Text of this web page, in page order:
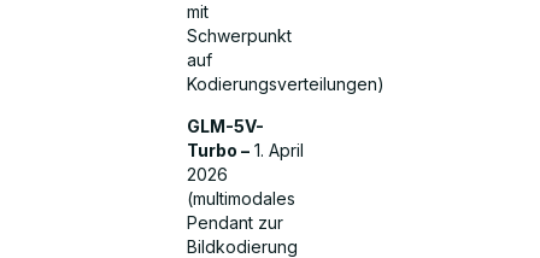
mit
Schwerpunkt
auf
Kodierungsverteilungen)
GLM-5V-
Turbo – 1. April
2026
(multimodales
Pendant zur
Bildkodierung